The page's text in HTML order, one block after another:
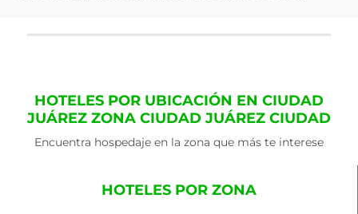
HOTELES POR UBICACIÓN EN CIUDAD
JUÁREZ ZONA CIUDAD JUÁREZ CIUDAD
Encuentra hospedaje en la zona que más te interese
HOTELES POR ZONA